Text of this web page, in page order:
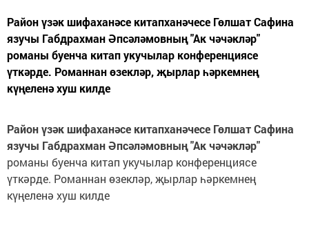
Район үзәк шифаханәсе китапханәчесе Гөлшат Сафина
язучы Габдрахман Әпсәләмовның "Ак чәчәкләр"
романы буенча китап укучылар конференциясе
үткәрде. Романнан өзекләр, җырлар һәркемнең
күңеленә хуш килде
Район үзәк шифаханәсе китапханәчесе Гөлшат Сафина
язучы Габдрахман Әпсәләмовның "Ак чәчәкләр"
романы буенча китап укучылар конференциясе
үткәрде. Романнан өзекләр, җырлар һәркемнең
күңеленә хуш килде